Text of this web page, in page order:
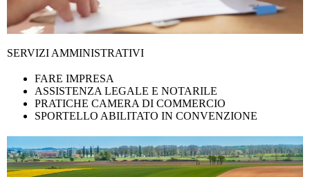
SERVIZI AMMINISTRATIVI
FARE IMPRESA
ASSISTENZA LEGALE E NOTARILE
PRATICHE CAMERA DI COMMERCIO
SPORTELLO ABILITATO IN CONVENZIONE